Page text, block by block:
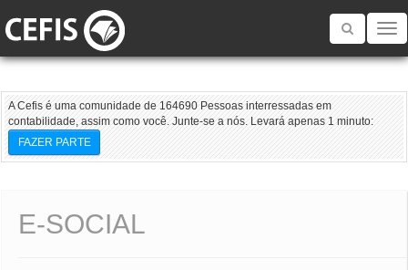
Toggle
A Cefis é uma comunidade de 164690 Pessoas interressadas em
contabilidade, assim como você. Junte-se a nós. Levará apenas 1 minuto:
FAZER PARTE
E-SOCIAL